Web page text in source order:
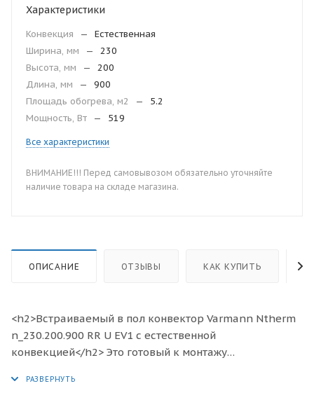
Характеристики
Конвекция —
Естественная
Ширина, мм
—
230
Высота, мм
—
200
Длина, мм
—
900
Площадь обогрева, м2
—
5.2
Мощность, Вт
— 519
Все характеристики
ВНИМАНИЕ!!! Перед самовывозом обязательно уточняйте
наличие товара на складе магазина.
ОПИСАНИЕ ОТЗЫВЫ КАК КУПИТЬ
<h2>Встраиваемый в пол конвектор Varmann Ntherm
n_230.200.900 RR U EV1 с естественной
конвекцией</h2> Это готовый к монтажу
изоляции от холодного воздуха больших, доходящих